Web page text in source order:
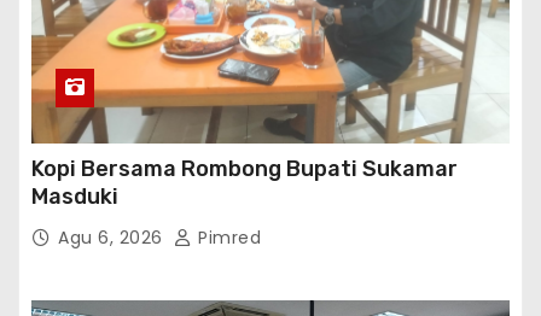
Kopi Bersama Rombong Bupati Sukamar
Masduki
Agu 6, 2026 Pimred